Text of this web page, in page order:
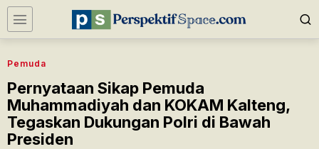
Pemuda
Pernyataan Sikap Pemuda
Muhammadiyah dan KOKAM Kalteng,
Tegaskan Dukungan Polri di Bawah
Presiden